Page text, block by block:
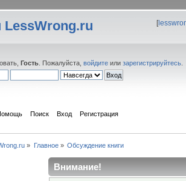
[
Гость . Пожалуйста, войдите или зарегистрируйтесь
Поиск Вход Регистрация
» Главное» Обсуждение книги
Внимание!